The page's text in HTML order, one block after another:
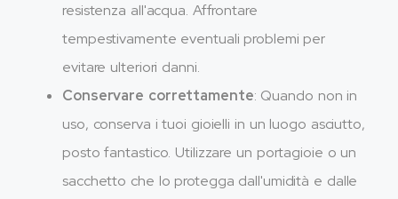
resistenza all'acqua. Affrontare
tempestivamente eventuali problemi per
evitare ulteriori danni.
Conservare correttamente: Quando non in
uso, conserva i tuoi gioielli in un luogo asciutto,
posto fantastico. Utilizzare un portagioie o un
sacchetto che lo protegga dall'umidità e dalle